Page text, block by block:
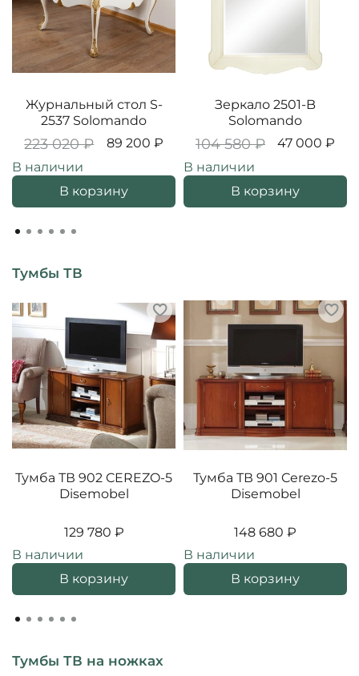
Журнальный стол S-
2537 Solomando
223 020 ₽
89 200 ₽
В наличии
В корзину
Зеркало 2501-B
Solomando
104 580 ₽
47 000 ₽
В наличии
В корзину
Тумбы ТВ
Тумба ТВ 902 CEREZO-5
Disemobel
129 780 ₽
В наличии
В корзину
Тумба ТВ 901 Cerezo-5
Disemobel
148 680 ₽
В наличии
В корзину
Тумбы ТВ на ножках